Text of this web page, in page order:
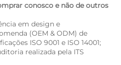
conosco e não de outros
em design e
(OEM & ODM) de
ISO 9001 e ISO 14001;
realizada pela ITS